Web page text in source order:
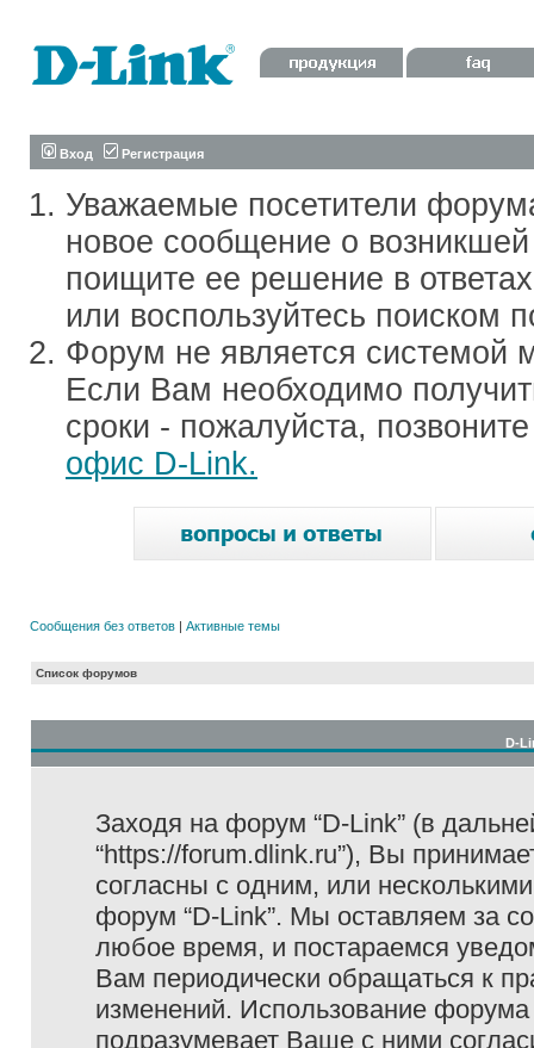
Вход Регистрация
Уважаемые посетители
новое сообщение о
поищите ее решение в
или воспользуйтесь поиском
Форум не является системой
Если Вам необходимо
сроки - пожалуйста,
офис D-Link.
Сообщения без ответов | Активные темы
Список форумов
D-
Заходя на форум “D-Link” (в
“https://forum.dlink.ru”), Вы
согласны с одним, или
форум “D-Link”. Мы оставляем за
любое время, и постараемся
Вам периодически обращаться к
изменений. Использование
подразумевает Ваше с ними